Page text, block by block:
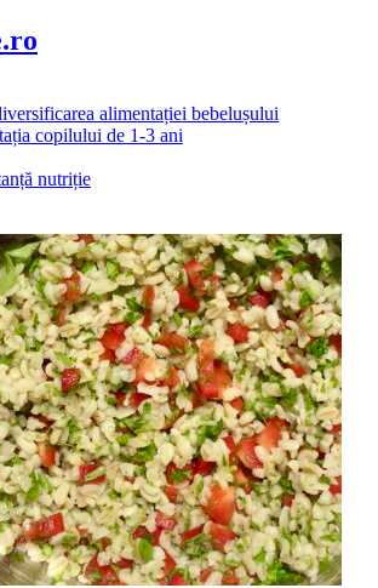
alimentației bebelușului
copilului de 1-3 ani
nutriție